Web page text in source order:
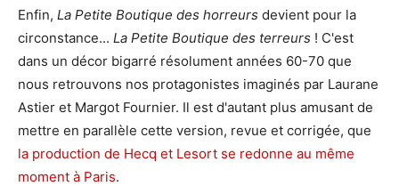
Enfin, La Petite Boutique des horreurs devient pour la
circonstance... La Petite Boutique des terreurs ! C'est
dans un décor bigarré résolument années 60-70 que
nous retrouvons nos protagonistes imaginés par Laurane
Astier et Margot Fournier. Il est d'autant plus amusant de
mettre en parallèle cette version, revue et corrigée, que
la production de Hecq et Lesort se redonne au même
moment à Paris.